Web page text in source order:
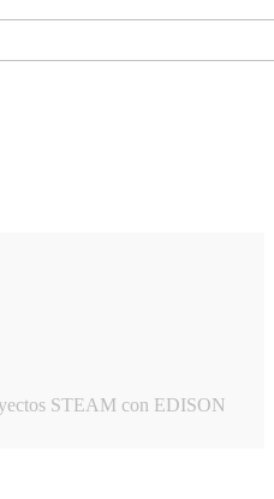
STEAM con EDISON